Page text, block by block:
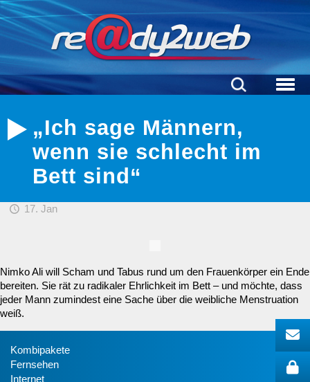
„Ich sage Männern,
wenn sie schlecht im
Bett sind“
17. Jan
Nimko Ali will Scham und Tabus rund um den Frauenkörper ein Ende
bereiten. Sie rät zu radikaler Ehrlichkeit im Bett – und möchte, dass
jeder Mann zumindest eine Sache über die weibliche Menstruation
weiß.
Kombipakete
Fernsehen
Internet